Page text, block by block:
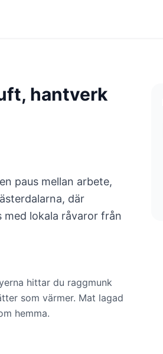
hantverk
paus mellan arbete,
där
lokala råvaror från
hittar du raggmunk
som värmer. Mat lagad
hemma.